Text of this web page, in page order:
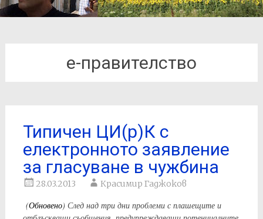
е-правителство
Типичен ЦИ(р)К с
електронното заявление
за гласуване в чужбина
28.03.2013 Красимир Гаджоков
(Обновено) След над три дни проблеми с плашещите и